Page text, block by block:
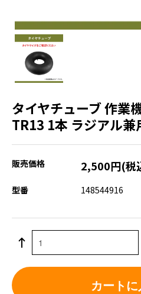
タイヤチューブ 作業
TR13 1本 ラジアル兼
販売価格 2,500円(税
型番 148544916
カート